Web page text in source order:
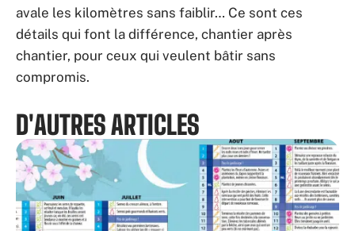
avale les kilomètres sans faiblir… Ce sont ces
détails qui font la différence, chantier après
chantier, pour ceux qui veulent bâtir sans
compromis.
D'AUTRES ARTICLES